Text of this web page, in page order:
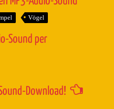
Vögel
Sound per
Download!